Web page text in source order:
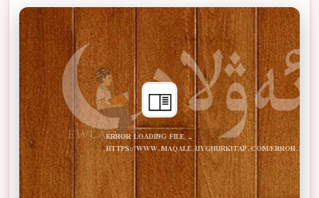
ERROR LOADING FILE -
HTTPS://WWW.MAQALE.UYGHURKITAP.COM/ERROR.PDF